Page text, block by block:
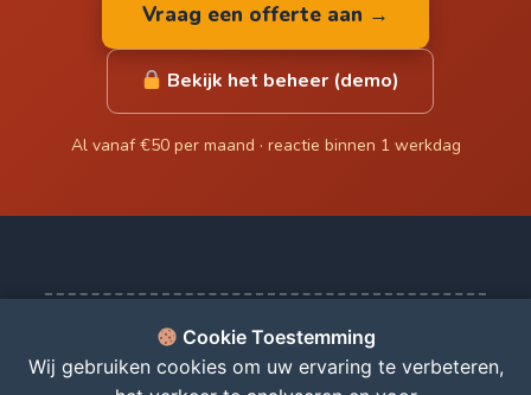
Vraag een offerte aan →
Bekijk het beheer (demo)
Al vanaf €50 per maand · reactie binnen 1 werkdag
© 2026 Koopjeskraam - De beste koopjes, direct bij u thuis!
Zelf een webshop? Vanaf €50 per maand →
Cookie Toestemming
Wij gebruiken cookies om uw ervaring te verbeteren,